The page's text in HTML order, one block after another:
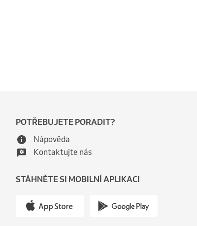
POTŘEBUJETE PORADIT?
Nápověda
Kontaktujte nás
STÁHNĚTE SI MOBILNÍ APLIKACI